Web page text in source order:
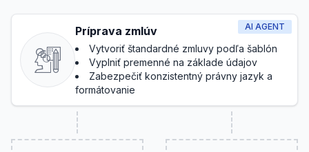
AI AGENT
Príprava zmlúv
Vytvoriť štandardné zmluvy podľa šablón
Vyplniť premenné na základe údajov
Zabezpečiť konzistentný právny jazyk a
formátovanie